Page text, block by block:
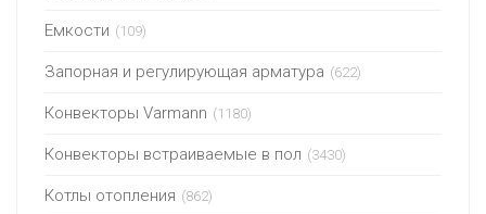
Емкости (109)
Запорная и регулирующая арматура (622)
Конвекторы Varmann (1180)
Конвекторы встраиваемые в пол (3430)
Котлы отопления (862)